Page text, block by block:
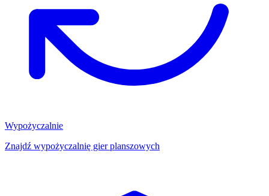
Wypożyczalnie
Znajdź wypożyczalnię gier planszowych